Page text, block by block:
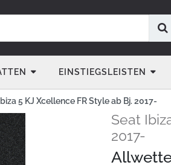
EINSTIEGSLEISTEN
5 KJ Xcellence FR Style ab Bj. 2017-
Seat
2017-